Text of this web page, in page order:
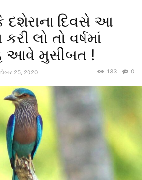
દશેરાના દિવસે આ
કરી લો તો વર્ષમાં
આવે મુસીબત !
25, 2020 0
133